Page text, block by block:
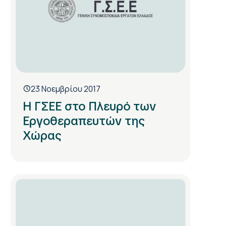
23 Νοεμβρίου 2017
Η ΓΣΕΕ στο Πλευρό των
Εργοθεραπευτών της
Χώρας